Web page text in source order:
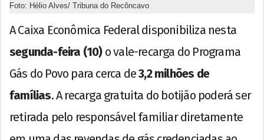
Foto: Hélio Alves/ Tribuna do Recôncavo
A Caixa Econômica Federal disponibiliza nesta
segunda-feira (10)o vale-recarga do Programa
Gás do Povo para cerca de3,2 milhões de
famílias. A recarga gratuita do botijão poderá ser
retirada pelo responsável familiar diretamente